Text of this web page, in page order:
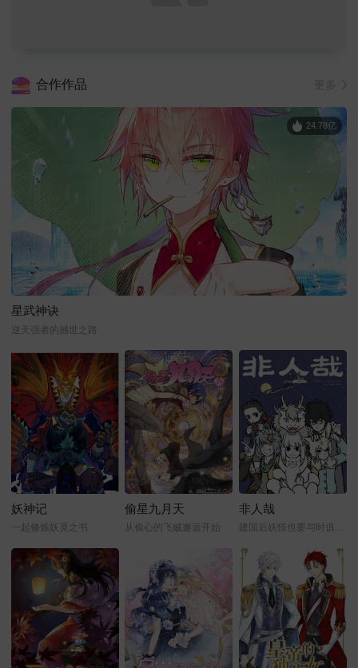
合作作品
星武神诀
逆天强者的撼世之路
24.78亿
妖神记
一起修炼妖灵之书
偷星九月天
从偷心的飞贼邂逅开始
非人哉